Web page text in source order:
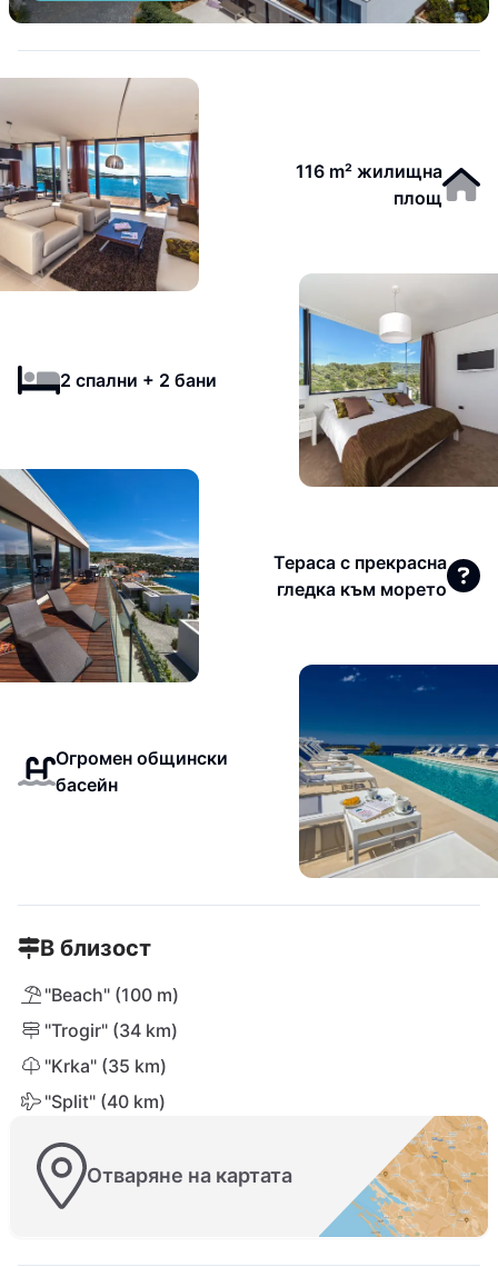
116 m² жилищна
площ
2 спални + 2 бани
Тераса с прекрасна
гледка към морето
Огромен общински
басейн
В близост
"Beach" (100 m)
"Trogir" (34 km)
"Krka" (35 km)
"Split" (40 km)
Отваряне на картата